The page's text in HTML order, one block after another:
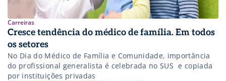
Carreiras
Cresce tendência do médico de família. Em todos
os setores
No Dia do Médico de Família e Comunidade, importância
do profissional generalista é celebrada no SUS  e copiada
por instituições privadas